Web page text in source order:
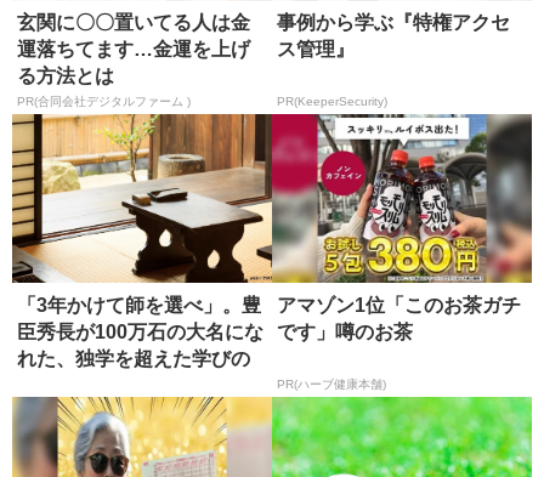
玄関に〇〇置いてる人は金
運落ちてます…金運を上げ
る方法とは
PR(合同会社デジタルファーム )
事例から学ぶ『特権アクセ
ス管理』
PR(KeeperSecurity)
「3年かけて師を選べ」。豊
臣秀長が100万石の大名にな
れた、独学を超えた学びの
アマゾン1位「このお茶ガチ
です」噂のお茶
PR(ハーブ健康本舗)